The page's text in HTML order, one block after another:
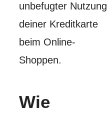
unbefugter Nutzung
deiner Kreditkarte
beim Online-
Shoppen.
Wie